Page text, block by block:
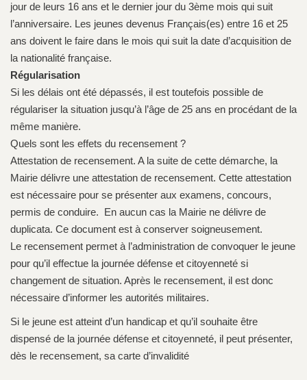
jour de leurs 16 ans et le dernier jour du 3ème mois qui suit
l’anniversaire. Les jeunes devenus Français(es) entre 16 et 25
ans doivent le faire dans le mois qui suit la date d’acquisition de
la nationalité française.
Régularisation
Si les délais ont été dépassés, il est toutefois possible de
régulariser la situation jusqu’à l’âge de 25 ans en procédant de la
même manière.
Quels sont les effets du recensement ?
Attestation de recensement. A la suite de cette démarche, la
Mairie délivre une attestation de recensement. Cette attestation
est nécessaire pour se présenter aux examens, concours,
permis de conduire. En aucun cas la Mairie ne délivre de
duplicata. Ce document est à conserver soigneusement.
Le recensement permet à l’administration de convoquer le jeune
pour qu’il effectue la journée défense et citoyenneté si
changement de situation. Après le recensement, il est donc
nécessaire d’informer les autorités militaires.
Si le jeune est atteint d’un handicap et qu’il souhaite être
dispensé de la journée défense et citoyenneté, il peut présenter,
dès le recensement, sa carte d’invalidité